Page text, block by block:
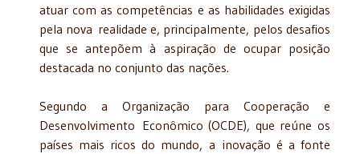
atuar com as competências e as habilidades exigidas
pela nova realidade e, principalmente, pelos desafios
que se antepõem à aspiração de ocupar posição
destacada no conjunto das nações.
Segundo a Organização para Cooperação e
Desenvolvimento Econômico (OCDE), que reúne os
países mais ricos do mundo, a inovação é a fonte